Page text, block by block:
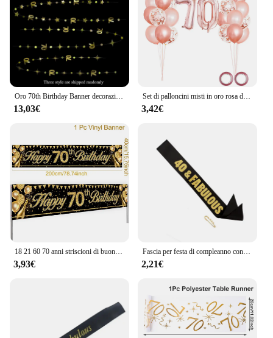
13,03€
Set di palloncini misti in oro rosa da 25 pezzi, decorazioni per feste di 70° compleanno, decorazioni per feste di compleanno per donne di 70 anni
3,42€
3,93€
Fascia per festa di compleanno con Glitter dorati 30 40 50 60 70 e favolosa fascia in nastro di raso donna 30th 40th 50th 60th decorazione per feste di compleanno
2,21€